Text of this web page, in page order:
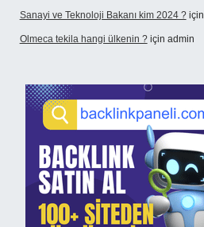
Sanayi ve Teknoloji Bakanı kim 2024 ?için
Olmeca tekila hangi ülkenin ?için admin